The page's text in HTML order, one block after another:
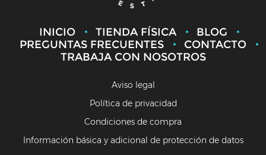
INICIO TIENDA FÍSICA
BLOG
PREGUNTAS FRECUENTES
CONTACTO
TRABAJA CON NOSOTROS
Aviso legal
Política de privacidad
Condiciones de compra
Información básica y adicional de protección de datos